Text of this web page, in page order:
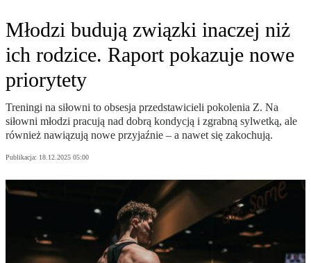
Młodzi budują związki inaczej niż
ich rodzice. Raport pokazuje nowe
priorytety
Treningi na siłowni to obsesja przedstawicieli pokolenia Z. Na
siłowni młodzi pracują nad dobrą kondycją i zgrabną sylwetką, ale
również nawiązują nowe przyjaźnie – a nawet się zakochują.
Publikacja: 18.12.2025 05:00